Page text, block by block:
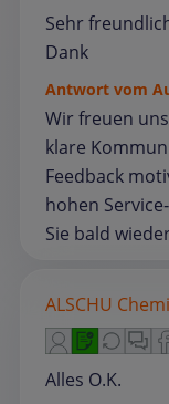
Sehr
Dank
Antwort vom
Wir freuen
klare
Feedback
hohen
Sie bald
ALSCHU
Alles O.K.